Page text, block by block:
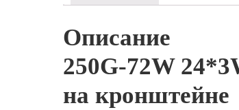
Описание
250G-72W
на кронштейне